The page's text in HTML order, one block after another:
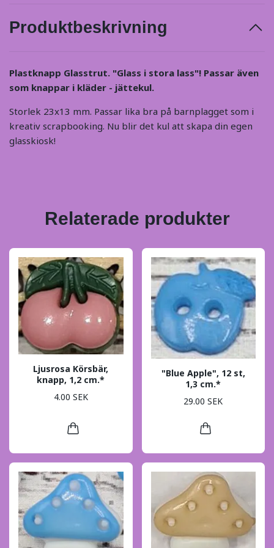
Produktbeskrivning
Plastknapp Glasstrut. "Glass i stora lass"! Passar även
som knappar i kläder - jättekul.
Storlek 23x13 mm. Passar lika bra på barnplagget som i
kreativ scrapbooking. Nu blir det kul att skapa din egen
glasskiosk!
Relaterade produkter
Ljusrosa Körsbär,
knapp, 1,2 cm.*
4.00 SEK
"Blue Apple", 12 st,
1,3 cm.*
29.00 SEK